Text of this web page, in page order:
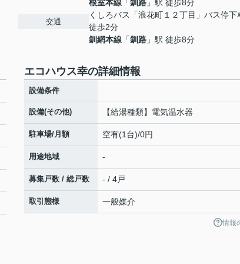
交通
根室本線 「 釧路 」駅 徒歩8分
くしろバス「浪花町１２丁目」バス停
徒歩2分
釧網本線 「釧路 」駅 徒歩8分
エコハウス幸の詳細情報
設備条件
設備(その他) 【給湯種類】電気温水器
駐車場/月額 空有(1台)/0円
用途地域 -
募集戸数 / 総戸数 - / 4戸
取引態様 一般媒介
情報